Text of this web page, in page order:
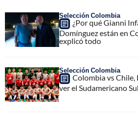
Selección Colombia
¿Por qué Gianni
Domínguez están en
explicó todo
Selección Colombia
Colombia vs
ver el Sudamericano